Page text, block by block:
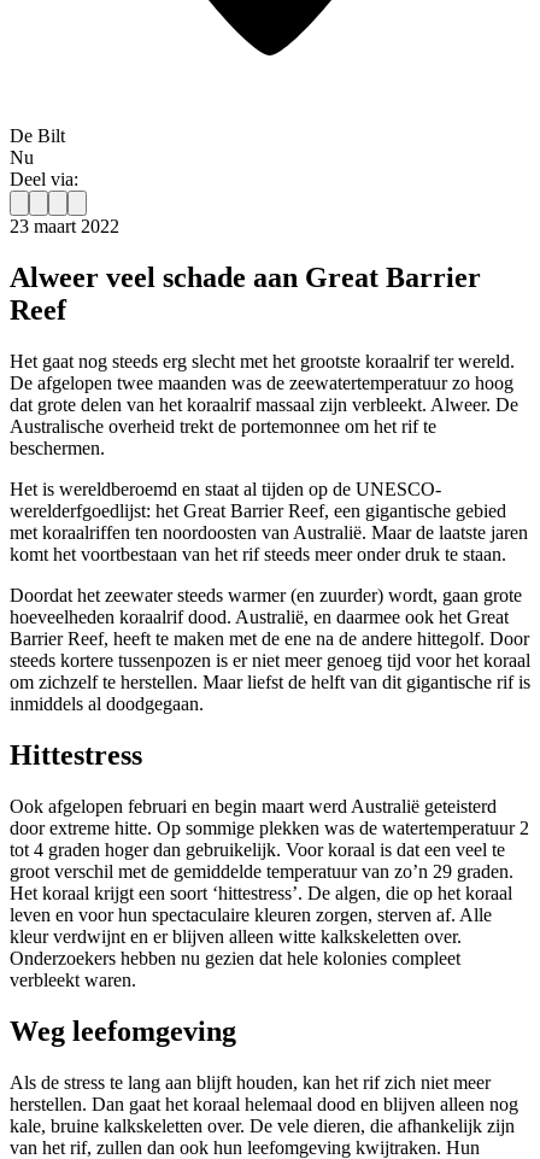
De Bilt
Nu
Deel via:
23 maart 2022
Alweer veel schade aan Great Barrier
Reef
Het gaat nog steeds erg slecht met het grootste koraalrif ter wereld.
De afgelopen twee maanden was de zeewatertemperatuur zo hoog
dat grote delen van het koraalrif massaal zijn verbleekt. Alweer. De
Australische overheid trekt de portemonnee om het rif te
beschermen.
Het is wereldberoemd en staat al tijden op de UNESCO-
werelderfgoedlijst: het Great Barrier Reef, een gigantische gebied
met koraalriffen ten noordoosten van Australië. Maar de laatste jaren
komt het voortbestaan van het rif steeds meer onder druk te staan.
Doordat het zeewater steeds warmer (en zuurder) wordt, gaan grote
hoeveelheden koraalrif dood. Australië, en daarmee ook het Great
Barrier Reef, heeft te maken met de ene na de andere hittegolf. Door
steeds kortere tussenpozen is er niet meer genoeg tijd voor het koraal
om zichzelf te herstellen. Maar liefst de helft van dit gigantische rif is
inmiddels al doodgegaan.
Hittestress
Ook afgelopen februari en begin maart werd Australië geteisterd
door extreme hitte. Op sommige plekken was de watertemperatuur 2
tot 4 graden hoger dan gebruikelijk. Voor koraal is dat een veel te
groot verschil met de gemiddelde temperatuur van zo’n 29 graden.
Het koraal krijgt een soort ‘hittestress’. De algen, die op het koraal
leven en voor hun spectaculaire kleuren zorgen, sterven af. Alle
kleur verdwijnt en er blijven alleen witte kalkskeletten over.
Onderzoekers hebben nu gezien dat hele kolonies compleet
verbleekt waren.
Weg leefomgeving
Als de stress te lang aan blijft houden, kan het rif zich niet meer
herstellen. Dan gaat het koraal helemaal dood en blijven alleen nog
kale, bruine kalkskeletten over. De vele dieren, die afhankelijk zijn
van het rif, zullen dan ook hun leefomgeving kwijtraken. Hun